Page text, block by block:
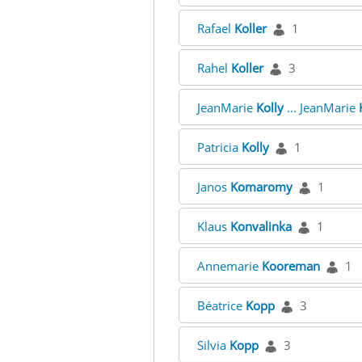
Rafael Koller 1
Rahel Koller 3
JeanMarie Kolly... JeanMarie
Patricia Kolly 1
Janos Komaromy 1
Klaus Konvalinka 1
Annemarie Kooreman 1
Béatrice Kopp 3
Silvia Kopp 3